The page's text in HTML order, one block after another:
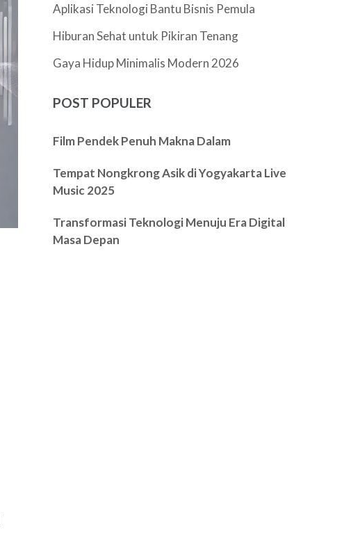
Aplikasi Teknologi Bantu Bisnis Pemula
Hiburan Sehat untuk Pikiran Tenang
Gaya Hidup Minimalis Modern 2026
POST POPULER
Film Pendek Penuh Makna Dalam
Tempat Nongkrong Asik di Yogyakarta Live
Music 2025
Transformasi Teknologi Menuju Era Digital
Masa Depan